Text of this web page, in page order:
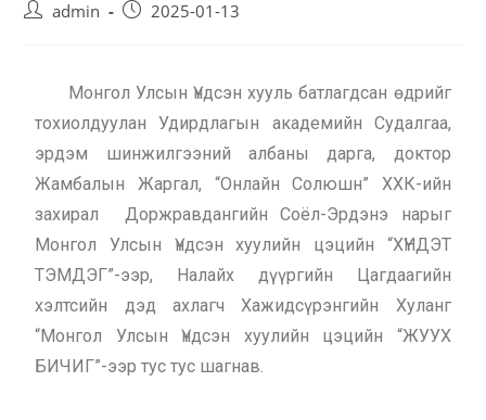
admin 2025-01-13
Монгол Улсын Үндсэн хууль батлагдсан өдрийг
тохиолдуулан Удирдлагын академийн Судалгаа,
эрдэм шинжилгээний албаны дарга, доктор
Жамбалын Жаргал, “Онлайн Солюшн” ХХК-ийн
захирал Доржравдангийн Соёл-Эрдэнэ нарыг
Монгол Улсын Үндсэн хуулийн цэцийн “ХҮНДЭТ
ТЭМДЭГ”-ээр, Налайх дүүргийн Цагдаагийн
хэлтсийн дэд ахлагч Хажидсүрэнгийн Хуланг
“Монгол Улсын Үндсэн хуулийн цэцийн “ЖУУХ
БИЧИГ”-ээр тус тус шагнав.